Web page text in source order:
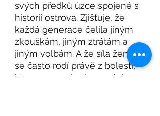
svých předků úzce spojené s
historií ostrova. Zjišťuje, že
každá generace čelila jiným
zkouškám, jiným ztrátám a
jiným volbám. A že síla ženy
se často rodí právě z bolesti,
kterou se rozhodne unést.